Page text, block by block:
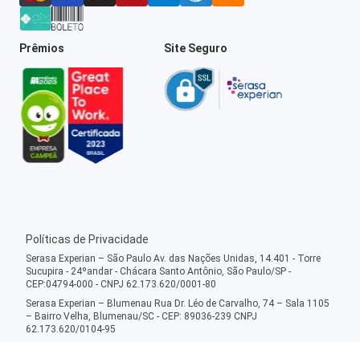
Prêmios Site Seguro
Políticas de Privacidade
Serasa Experian – São Paulo Av. das Nações Unidas, 14.401 - Torre
Sucupira - 24ºandar - Chácara Santo Antônio, São Paulo/SP -
CEP:04794-000 - CNPJ 62.173.620/0001-80
Serasa Experian – Blumenau Rua Dr. Léo de Carvalho, 74 – Sala 1105
– Bairro Velha, Blumenau/SC - CEP: 89036-239 CNPJ
62.173.620/0104-95